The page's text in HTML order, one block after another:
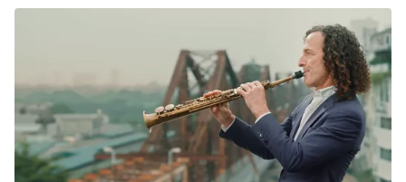
Pháp luật
Thế giới
Tin tức
Kinh tế